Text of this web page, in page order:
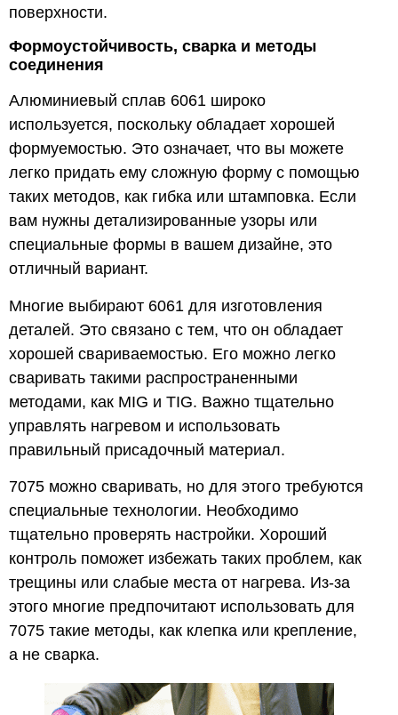
поверхности.
Формоустойчивость, сварка и методы
соединения
Алюминиевый сплав 6061 широко
используется, поскольку обладает хорошей
формуемостью. Это означает, что вы можете
легко придать ему сложную форму с помощью
таких методов, как гибка или штамповка. Если
вам нужны детализированные узоры или
специальные формы в вашем дизайне, это
отличный вариант.
Многие выбирают 6061 для изготовления
деталей. Это связано с тем, что он обладает
хорошей свариваемостью. Его можно легко
сваривать такими распространенными
методами, как MIG и TIG. Важно тщательно
управлять нагревом и использовать
правильный присадочный материал.
7075 можно сваривать, но для этого требуются
специальные технологии. Необходимо
тщательно проверять настройки. Хороший
контроль поможет избежать таких проблем, как
трещины или слабые места от нагрева. Из-за
этого многие предпочитают использовать для
7075 такие методы, как клепка или крепление,
а не сварка.